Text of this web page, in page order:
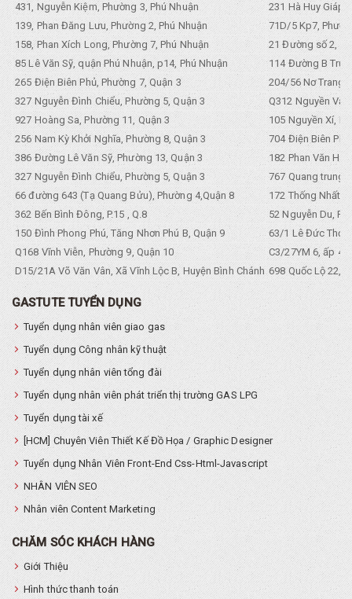
431, Nguyễn Kiệm, Phường 3, Phú Nhuận
231 Hà Huy Giáp,
139, Phan Đăng Lưu, Phường 2, Phú Nhuận
71D/5 Kp7,
158, Phan Xích Long, Phường 7, Phú Nhuận
21 Đường số 2,
85 Lê Văn Sỹ, quận Phú Nhuận, p14, Phú Nhuận
114 Đường B
265 Điện Biên Phủ, Phường 7, Quận 3
204/56 Nơ Trang
327 Nguyễn Đình Chiểu, Phường 5, Quận 3
Q312 Nguyền
927 Hoàng Sa, Phường 11, Quận 3
105 Nguyền Xí,
256 Nam Kỳ Khởi Nghĩa, Phường 8, Quận 3
704 Điện Biên
386 Đường Lê Văn Sỹ, Phường 13, Quận 3
182 Phan Văn
327 Nguyễn Đình Chiểu, Phường 5, Quận 3
767 Quang trung,
66 đường 643 (Tạ Quang Bửu), Phường 4,Quận 8
172 Thống Nhất.
362 Bến Bình Đông, P.15 , Q.8
52 Nguyễn Du,
150 Đình Phong Phú, Tăng Nhơn Phú B, Quận 9
63/1 Lê Đức Thọ,
Q168 Vĩnh Viễn, Phường 9, Quận 10
C3/27YM 6, ấp 4,
D15/21A Võ Văn Vân, Xã Vĩnh Lộc B, Huyện Bình Chánh 698 Quốc Lộ 22,
GASTUTE TUYỂN DỤNG
Tuyển dụng nhân viên giao gas
Tuyển dụng Công nhân kỹ thuật
Tuyển dụng nhân viên tổng đài
Tuyển dụng nhân viên phát triển thị trường GAS LPG
Tuyển dụng tài xế
[HCM] Chuyên Viên Thiết Kế Đồ Họa / Graphic Designer
Tuyển dụng Nhân Viên Front-End Css-Html-Javascript
NHÂN VIÊN SEO
Nhân viên Content Marketing
CHĂM SÓC KHÁCH HÀNG
Giới Thiệu
Hình thức thanh toán